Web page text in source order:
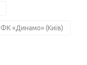
ФК «Динамо» (Київ)